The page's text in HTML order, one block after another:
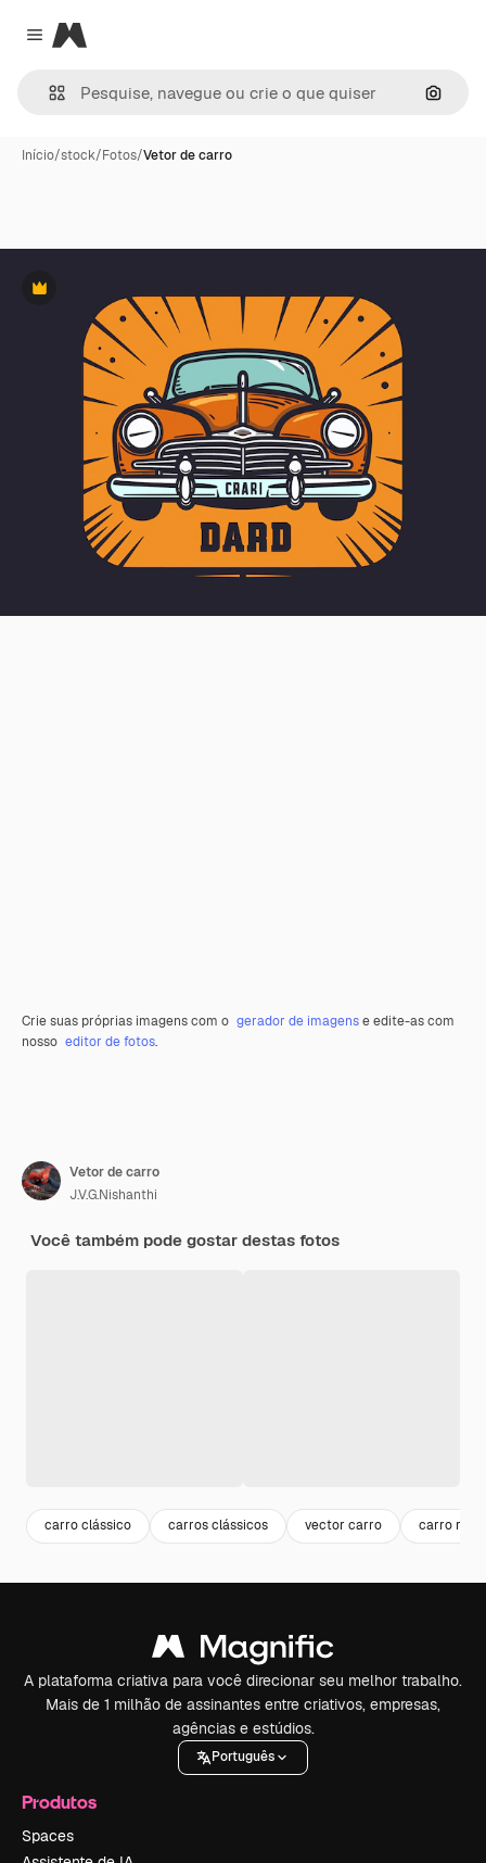
Close menu
Magnific
Início/stock/Fotos/Vetor de carro
Premium
Crie suas próprias imagens com o gerador de imagense edite-as com
nosso editor de fotos.
Vetor de carro
J.V.G.Nishanthi
Você também pode gostar destas fotos
carro clássico carros clássicos vector carro carro retro
A plataforma criativa para você direcionar seu melhor trabalho.
Mais de 1 milhão de assinantes entre criativos, empresas,
agências e estúdios.
Português
Produtos
Spaces